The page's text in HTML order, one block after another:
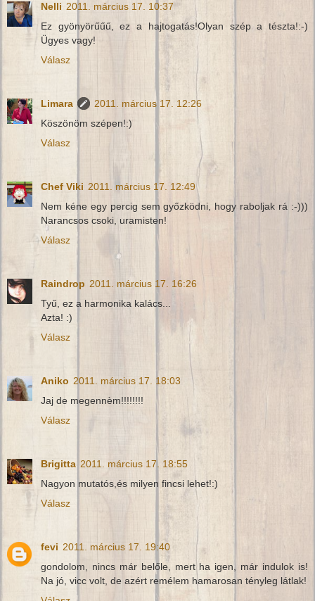
Nelli 2011. március 17. 10:37
Ez gyönyörűűű, ez a hajtogatás!Olyan szép a tészta!:-)
Ügyes vagy!
Válasz
Limara
2011. március 17. 12:26
Köszönöm szépen!:)
Válasz
Chef Viki 2011. március 17. 12:49
Nem kéne egy percig sem győzködni, hogy raboljak rá :-)))
Narancsos csoki, uramisten!
Válasz
Raindrop 2011. március 17. 16:26
Tyű, ez a harmonika kalács...
Azta! :)
Válasz
Aniko 2011. március 17. 18:03
Jaj de megennèm!!!!!!!!
Válasz
Brigitta 2011. március 17. 18:55
Nagyon mutatós,és milyen fincsi lehet!:)
Válasz
fevi 2011. március 17. 19:40
gondolom, nincs már belőle, mert ha igen, már indulok is!
Na jó, vicc volt, de azért remélem hamarosan tényleg látlak!